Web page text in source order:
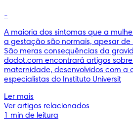
-
A maioria dos sintomas que a
a gestação são normais, apesar de
São meras consequências da
dodot.com encontrará artigos
maternidade, desenvolvidos com a
especialistas do Instituto Universit
Ler mais
Ver artigos relacionados
1 min de leitura